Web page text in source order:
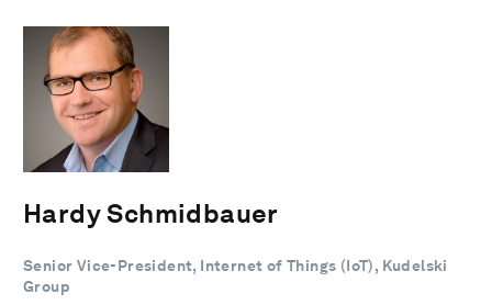
Hardy Schmidbauer
Senior Vice-President, Internet of Things (IoT), Kudelski
Group